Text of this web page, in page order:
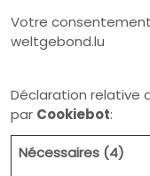
Votre
weltgebond.lu
Déclaration relative
par Cookiebot:
Nécessaires (4)